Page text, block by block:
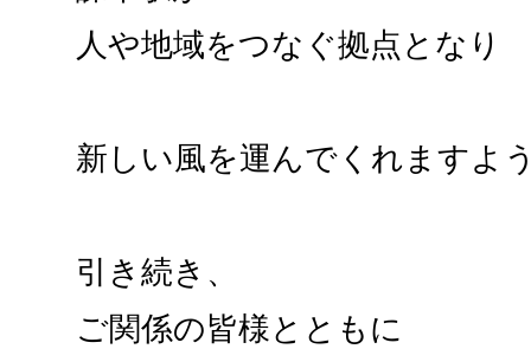
人や地域をつなぐ拠点となり
新しい風を運んでくれますよ
引き続き、
ご関係の皆様とともに